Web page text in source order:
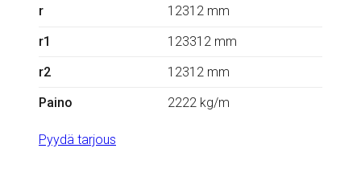
r
12312 mm
r1
123312 mm
r2
12312 mm
Paino
2222 kg/m
Pyydä tarjous